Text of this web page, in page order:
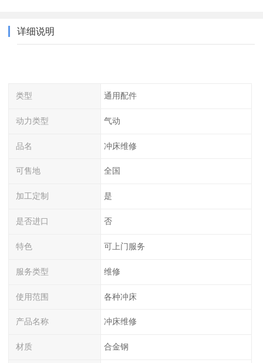
详细说明
类型 通用配件
动力类型 气动
品名 冲床维修
可售地 全国
加工定制 是
是否进口 否
特色 可上门服务
服务类型 维修
使用范围 各种冲床
产品名称 冲床维修
材质 合金钢